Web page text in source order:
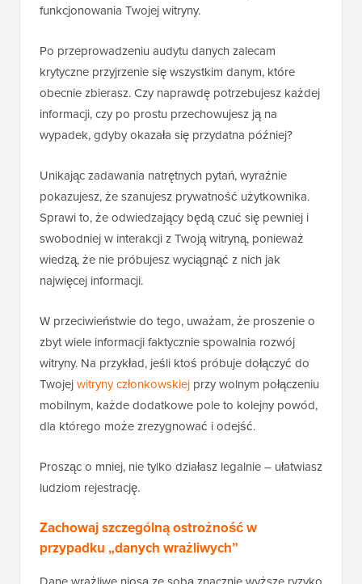
funkcjonowania Twojej witryny.
Po przeprowadzeniu audytu danych zalecam
krytyczne przyjrzenie się wszystkim danym, które
obecnie zbierasz. Czy naprawdę potrzebujesz każdej
informacji, czy po prostu przechowujesz ją na
wypadek, gdyby okazała się przydatna później?
Unikając zadawania natrętnych pytań, wyraźnie
pokazujesz, że szanujesz prywatność użytkownika.
Sprawi to, że odwiedzający będą czuć się pewniej i
swobodniej w interakcji z Twoją witryną, ponieważ
wiedzą, że nie próbujesz wyciągnąć z nich jak
najwięcej informacji.
W przeciwieństwie do tego, uważam, że proszenie o
zbyt wiele informacji faktycznie spowalnia rozwój
witryny. Na przykład, jeśli ktoś próbuje dołączyć do
Twojejwitryny członkowskiej przy wolnym połączeniu
mobilnym, każde dodatkowe pole to kolejny powód,
dla którego może zrezygnować i odejść.
Prosząc o mniej, nie tylko działasz legalnie – ułatwiasz
ludziom rejestrację.
Zachowaj szczególną ostrożność w
przypadku „danych wrażliwych”